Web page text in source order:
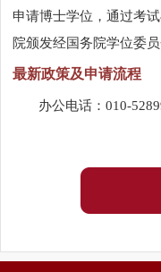
申请博士学位，通过考
院颁发经国务院学位委
最新政策及申请流程
办公电话：010-